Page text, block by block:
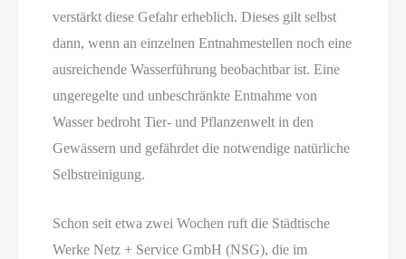
verstärkt diese Gefahr erheblich. Dieses gilt selbst
dann, wenn an einzelnen Entnahmestellen noch eine
ausreichende Wasserführung beobachtbar ist. Eine
ungeregelte und unbeschränkte Entnahme von
Wasser bedroht Tier- und Pflanzenwelt in den
Gewässern und gefährdet die notwendige natürliche
Selbstreinigung.
Schon seit etwa zwei Wochen ruft die Städtische
Werke Netz + Service GmbH (NSG), die im